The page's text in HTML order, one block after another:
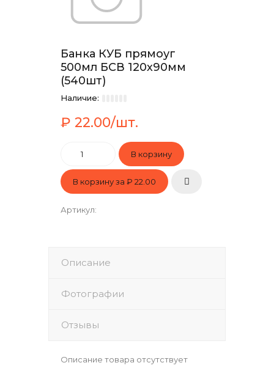
Банка КУБ прямоуг
500мл БСВ 120х90мм
(540шт)
Наличие:
₽ 22.00/шт.
В корзину за ₽ 22.00
Артикул:
Описание
Фотографии
Отзывы
Описание товара отсутствует